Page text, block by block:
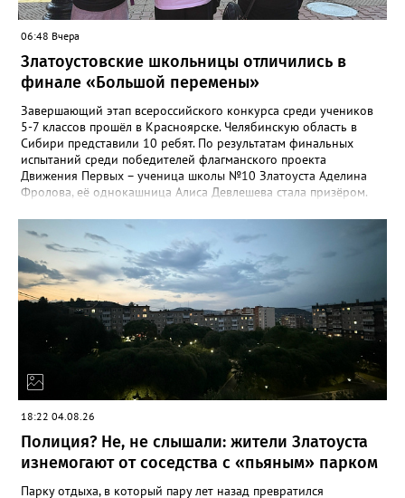
06:48 Вчера
Златоустовские школьницы отличились в
финале «Большой перемены»
Завершающий этап всероссийского конкурса среди учеников
5-7 классов прошёл в Красноярске. Челябинскую область в
Сибири представили 10 ребят. По результатам финальных
испытаний среди победителей флагманского проекта
Движения Первых – ученица школы №10 Златоуста Аделина
Фролова, её однокашница Алиса Девлешева стала призёром.
федеральном университете с участием Президента Российской
Федерации Владимира Путина, который поздравил участников
с успешным завершением конкурса и отметил значимость
проекта для развития талантливой молодёжи», - сообщили в
Движении Первых Златоуста. Победителей Всероссийского
конкурса «Большая перемена» ждёт многодневное
«Путешествие мечты» на специальном поезде РЖД по
маршруту Москва-Владивосток с остановками на Байкале и
космодроме Байконур, а также в крупных городах по дороге.
18:22 04.08.26
Полиция? Не, не слышали: жители Златоуста
изнемогают от соседства с «пьяным» парком
Парку отдыха, в который пару лет назад превратился